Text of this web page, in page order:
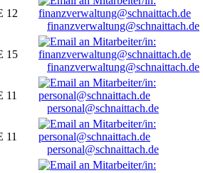
12
finanzverwaltung@schnaittach.de
15
finanzverwaltung@schnaittach.de
11
personal@schnaittach.de
11
personal@schnaittach.de